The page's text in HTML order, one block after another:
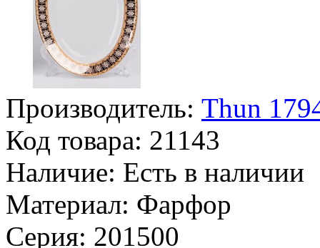
Производитель: Thun
Код товара: 21143
Наличие: Есть в наличии
Материал: Фарфор
Серия: 201500